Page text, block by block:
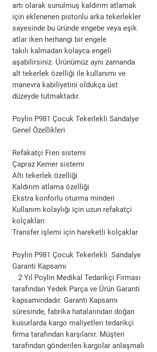
artı olarak sunulmuş kaldırım atlamak
için eklenenen pistonlu arka tekerlekler
sayesinde bu üründe engebe veya eşik
atlar iken herhangi bir engele
takılı kalmadan kolayca engeli
aşabilirsiniz. Ürünümüz aynı zamanda
alt tekerlek özelliği ile kullanımı ve
manevra kabiliyetini oldukça üst
düzeyde tutmaktadır.
Poylin P981 Çocuk Tekerlekli Sandalye
Genel Özellikleri
Refakatçi Fren sistemi
Çapraz Kemer sistemi
Altı tekerlek özelliği
Kaldırım atlama özelliği
Ekstra konforlu oturma minderi
Kullanım kolaylığı için uzun refakatçi
kolçakları
Transfer işlemi için hareketli kolçaklar
Poylin P981 Çocuk Tekerlekli Sandalye
Garanti Kapsamı
2 Yıl Poylin Medikal Tedarikçi Firması
tarafından Yedek Parça ve Ürün Garanti
kapsamındadır. Garanti Kapsamı
süresinde, fabrika hatalarından doğan
kusurlarda kargo maliyetleri tedarikçi
firma tarafından karşılanır. Müşteri
tarafından gönderilen kargolar anlaşmalı